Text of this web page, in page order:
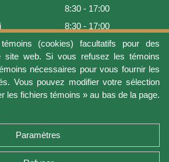
(cookies) facultatifs pour des
site web. Si vous refusez les témoins
nécessaires pour vous fournir les
Vous pouvez modifier votre sélection
les fichiers témoins » au bas de la page.
Paramètres
8:30 - 17:00
8:30 - 17:00
8:30 - 17:00
8:30 - 17:00
9:00 - 16:00
Fermé